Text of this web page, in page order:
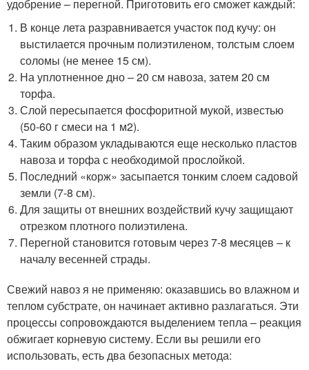
удобрение – перегной. Приготовить его сможет каждый:
В конце лета разравнивается участок под кучу: он
выстилается прочным полиэтиленом, толстым слоем
соломы (не менее 15 см).
На уплотненное дно – 20 см навоза, затем 20 см
торфа.
Слой пересыпается фосфоритной мукой, известью
(50-60 г смеси на 1 м2).
Таким образом укладываются еще несколько пластов
навоза и торфа с необходимой прослойкой.
Последний «корж» засыпается тонким слоем садовой
земли (7-8 см).
Для защиты от внешних воздействий кучу защищают
отрезком плотного полиэтилена.
Перегной становится готовым через 7-8 месяцев – к
началу весенней страды.
Свежий навоз я не применяю: оказавшись во влажном и
теплом субстрате, он начинает активно разлагаться. Эти
процессы сопровождаются выделением тепла – реакция
обжигает корневую систему. Если вы решили его
использовать, есть два безопасных метода: